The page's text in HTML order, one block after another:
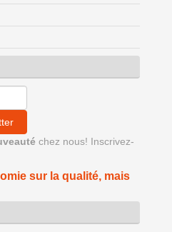
chez nous! Inscrivez-
sur la qualité, mais